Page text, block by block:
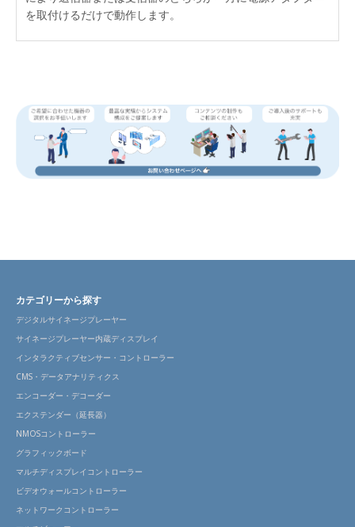
を取付けるだけで動作します。
カテゴリーから探す
デジタルサイネージプレーヤー
サイネージプレーヤー内蔵ディスプレイ
インタラクティブセンサー・コントローラー
CMS・データアナリティクス
エンコーダー・デコーダー
エクステンダー（延長器）
NMOSコントローラー
グラフィックボード
マルチディスプレイコントローラー
ビデオウォールコントローラー
ネットワークコントローラー